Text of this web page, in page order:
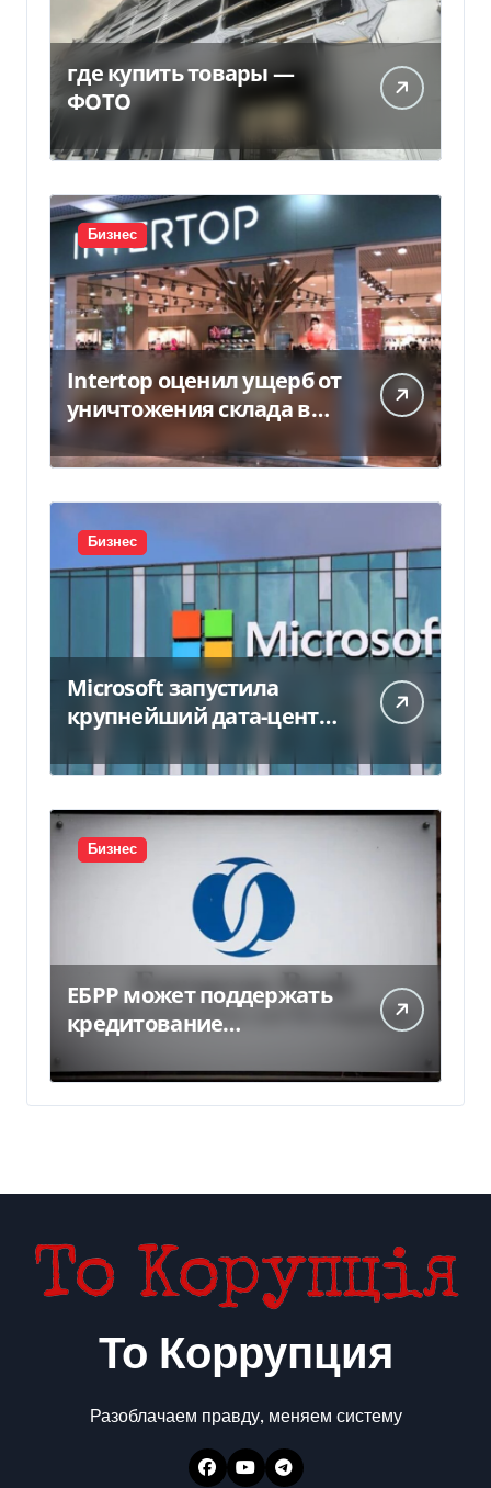
где купить товары —
ФОТО
Бизнес
Intertop оценил ущерб от
уничтожения склада в
450 млн грн
Бизнес
Microsoft запустила
крупнейший дата-центр
миллиарда
Бизнес
ЕБРР может поддержать
кредитование
300 млн евро — Delo.ua
То Коррупция
Разоблачаем правду, меняем систему